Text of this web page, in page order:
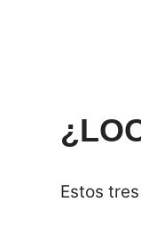
Estos